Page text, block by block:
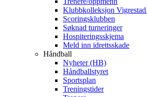
Klubbkolleksjon
Scoringsklubben
Søknad turneringer
Hospiteringsskjema
Meld inn idrettsskade
Håndball
Nyheter (HB)
Håndballstyret
Sportsplan
Treningstider